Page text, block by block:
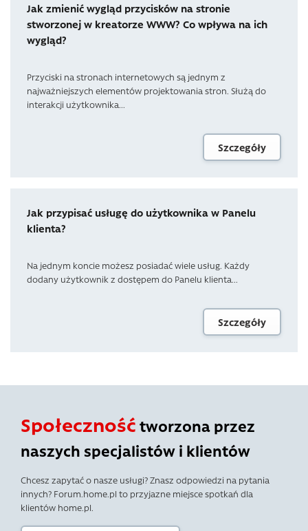
Jak zmienić wygląd przycisków na stronie
stworzonej w kreatorze WWW? Co wpływa na ich
wygląd?
Przyciski na stronach internetowych są jednym z
najważniejszych elementów projektowania stron. Służą do
interakcji użytkownika...
Szczegóły
Jak przypisać usługę do użytkownika w Panelu
klienta?
Na jednym koncie możesz posiadać wiele usług. Każdy
dodany użytkownik z dostępem do Panelu klienta...
Szczegóły
Społeczność tworzona przez
naszych specjalistów i klientów
Chcesz zapytać o nasze usługi? Znasz odpowiedzi na pytania
innych? Forum.home.pl to przyjazne miejsce spotkań dla
klientów home.pl.